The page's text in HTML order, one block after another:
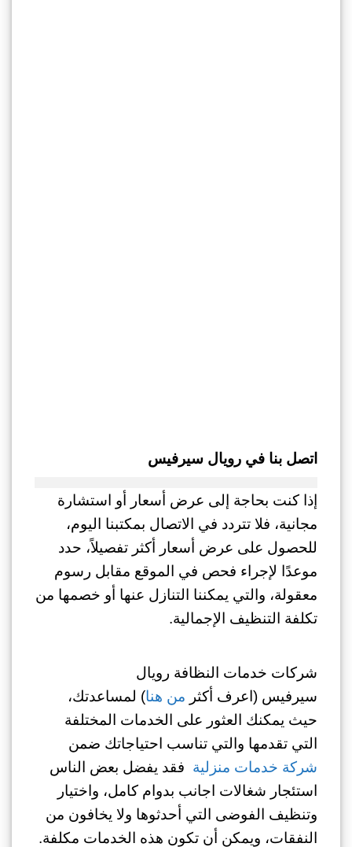
اتصل بنا في رويال سيرفيس
إذا كنت بحاجة إلى عرض أسعار أو استشارة
مجانية، فلا تتردد في الاتصال بمكتبنا اليوم،
للحصول على عرض أسعار أكثر تفصيلاً، حدد
موعدًا لإجراء فحص في الموقع مقابل رسوم
معقولة، والتي يمكننا التنازل عنها أو خصمها من
تكلفة التنظيف الإجمالية.
شركات خدمات النظافة رويال
سيرفيس (اعرف أكثر من هنا) لمساعدتك،
حيث يمكنك العثور على الخدمات المختلفة
التي تقدمها والتي تناسب احتياجاتك ضمن
شركة خدمات منزلية فقد يفضل بعض الناس
استئجار شغالات اجانب بدوام كامل، واختيار
وتنظيف الفوضى التي أحدثوها ولا يخافون من
النفقات، ويمكن أن تكون هذه الخدمات مكلفة.